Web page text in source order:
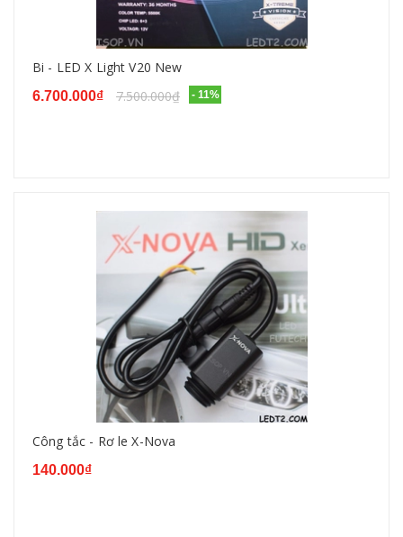
Bi - LED X Light V20 New
6.700.000₫ 7.500.000₫ - 11%
Công tắc - Rơ le X-Nova
140.000₫